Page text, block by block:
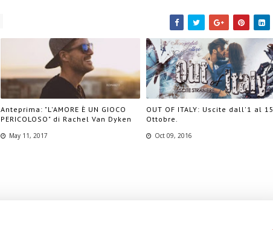
Anteprima: "L'AMORE È UN GIOCO
PERICOLOSO" di Rachel Van Dyken
May 11, 2017
OUT OF ITALY: Uscite dall'1 al 15
Ottobre.
Oct 09, 2016